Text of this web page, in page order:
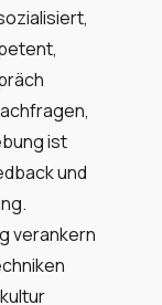
ist
und
verankern